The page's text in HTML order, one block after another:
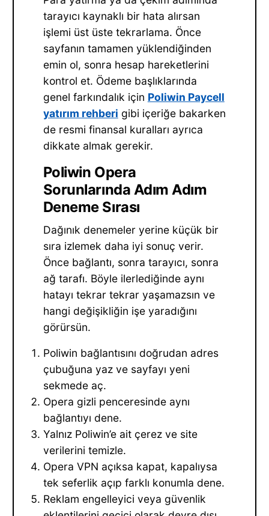
tarayıcı kaynaklı bir hata alırsan
işlemi üst üste tekrarlama. Önce
sayfanın tamamen yüklendiğinden
emin ol, sonra hesap hareketlerini
kontrol et. Ödeme başlıklarında
genel farkındalık için Poliwin Paycell
yatırım rehberi gibi içeriğe bakarken
de resmi finansal kuralları ayrıca
dikkate almak gerekir.
Poliwin Opera
Sorunlarında Adım Adım
Deneme Sırası
Dağınık denemeler yerine küçük bir
sıra izlemek daha iyi sonuç verir.
Önce bağlantı, sonra tarayıcı, sonra
ağ tarafı. Böyle ilerlediğinde aynı
hatayı tekrar tekrar yaşamazsın ve
hangi değişikliğin işe yaradığını
görürsün.
Poliwin bağlantısını doğrudan adres
çubuğuna yaz ve sayfayı yeni
sekmede aç.
Opera gizli penceresinde aynı
bağlantıyı dene.
Yalnız Poliwin’e ait çerez ve site
verilerini temizle.
Opera VPN açıksa kapat, kapalıysa
tek seferlik açıp farklı konumla dene.
Reklam engelleyici veya güvenlik